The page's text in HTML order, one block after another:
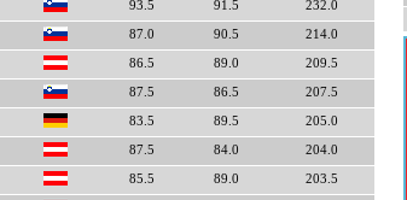
93.5 91.5 232.0
87.0 90.5 214.0
86.5 89.0 209.5
87.5 86.5 207.5
83.5 89.5 205.0
87.5 84.0 204.0
85.5 89.0 203.5